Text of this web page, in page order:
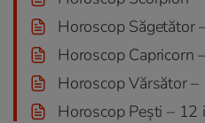
Horoscop Săgetător
Horoscop Capricorn
Horoscop Vărsător
Horoscop Pești – 12